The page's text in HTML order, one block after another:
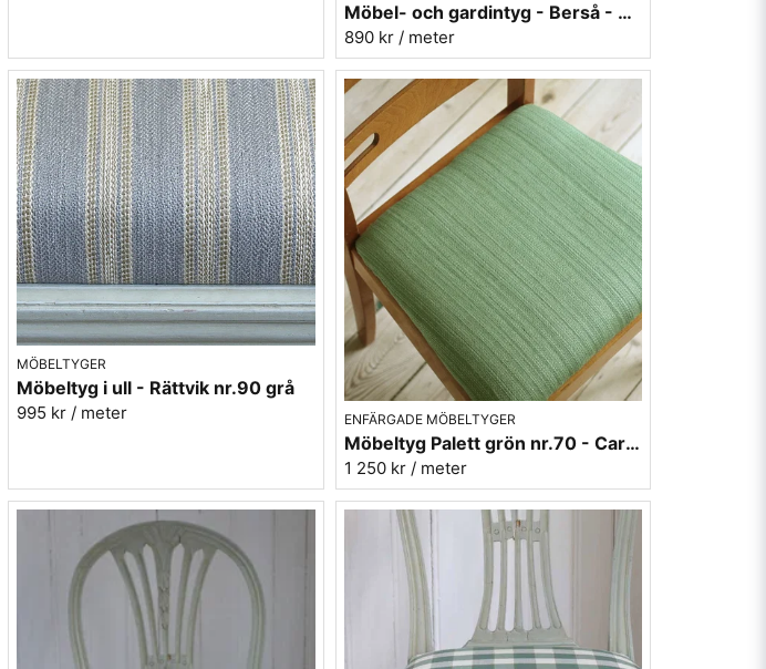
särskilt när tyget är vävt för möbeltapetsering. Viktigt är att kontrollera
för daglig användning och klassiska möbler.
Möbel- och gardintyg - Berså - Stig Lindberg - grön
890 kr / meter
MÖBELTYGER
Möbeltyg i ull - Rättvik nr.90 grå
995 kr / meter ENFÄRGADE MÖBELTYGER
Möbeltyg Palett grön nr.70 - Carl Malmstens-kvalitet
1 250 kr / meter